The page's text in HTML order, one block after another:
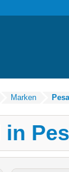
Marken
in